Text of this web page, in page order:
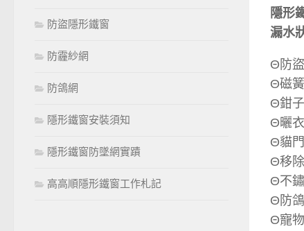
隱形
漏水
Θ防
Θ磁
Θ鉗
Θ曬
Θ貓
Θ移
Θ不
Θ防
Θ寵
防盜隱形鐵窗
防霾紗網
防鴿網
隱形鐵窗安裝須知
隱形鐵窗防墜網實蹟
高高順隱形鐵窗工作札記